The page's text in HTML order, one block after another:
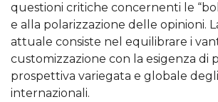
questioni critiche concernenti le
e alla polarizzazione delle opinioni.
attuale consiste nel equilibrare i
customizzazione con la esigenza di
prospettiva variegata e globale
internazionali.